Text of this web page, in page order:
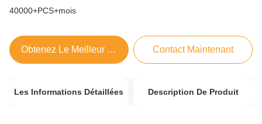
40000+PCS+mois
Obtenez Le Meilleur Prix Contact Maintenant
Les Informations Détaillées Description De Produit